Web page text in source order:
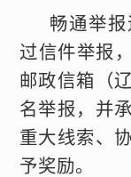
畅通举
过信件举报
邮政信箱（
名举报，并
重大线索、
予奖励。